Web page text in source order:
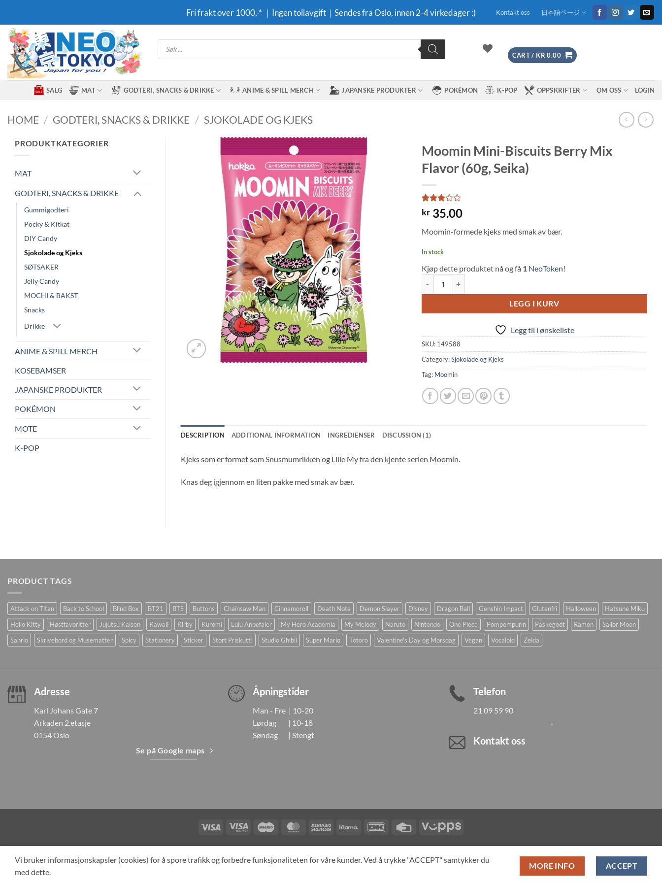
content
Fri frakt over 1000,-* ｜Ingen tollavgift｜Sendes fra Oslo, innen 2-4 virkedager :) Kontakt oss 日本語ページ
Products
search
CART / KR 0.00
SALG MAT GODTERI, SNACKS & DRIKKE ANIME & SPILL MERCH JAPANSKE PRODUKTER POKÉMON K-POP OPPSKRIFTER OM OSS LOGIN
HOME / GODTERI, SNACKS & DRIKKE / SJOKOLADE OG KJEKS
PRODUKTKATEGORIER
MAT
GODTERI, SNACKS & DRIKKE
Gummigodteri
Pocky & Kitkat
DIY Candy
Sjokolade og Kjeks
SØTSAKER
Jelly Candy
MOCHI & BAKST
Snacks
Drikke
ANIME & SPILL MERCH
KOSEBAMSER
JAPANSKE PRODUKTER
POKÉMON
MOTE
K-POP
Moomin Mini-Biscuits Berry Mix
Flavor (60g, Seika)
Rated
3out
based
1
customer
rating
kr35.00
Moomin-formede kjeks med smak av bær.
In stock
Kjøp dette produktet nå og få 1 NeoToken!
LEGG I KURV
Legg til i ønskeliste
SKU: 149588
Category:Sjokolade og Kjeks
Tag: Moomin
DESCRIPTION ADDITIONAL INFORMATION INGREDIENSER DISCUSSION (1)
Kjeks som er formet som Snusmumrikken og Lille My fra den kjente serien Moomin.
Knas deg igjennom en liten pakke med smak av bær.
PRODUCT TAGS
Attack on Titan Back to School Blind Box BT21 BTS Buttons Chainsaw Man Cinnamoroll Death Note Demon Slayer Disney Dragon Ball Genshin Impact Glutenfri Halloween
Hatsune Miku
Hello Kitty
Høstfavoritter Jujutsu Kaisen Kawaii Kirby Kuromi Lulu Anbefaler My Hero Academia My Melody Naruto Nintendo One Piece Pompompurin Påskegodt Ramen
Sailor Moon
Sanrio
Skrivebord og Musematter Spicy Stationery Sticker Stort Priskutt! Studio Ghibli Super Mario Totoro Valentine's Day og Morsdag Vegan Vocaloid Zelda
Adresse
Karl Johans Gate 7
Arkaden 2.etasje
0154 Oslo
Se på Google maps
Åpningstider
Man - Fre | 10-20
Lørdag | 10-18
Søndag | Stengt
Telefon
21 09 59 90
Kontakt oss
Visa
Visa
Maestro MasterCardMasterCardKlarna DanKort
Credit
Vipps
TILBAKEKALLINGER KONTAKT OSS OM OSS SPESIALBESTILLING MIN KONTO ALL PRODUCTS
Vi bruker informasjonskapsler (cookies) for å spore trafikk og forbedre funksjonaliteten for våre kunder. Ved å trykke "ACCEPT" samtykker du
med dette.
MORE INFO ACCEPT